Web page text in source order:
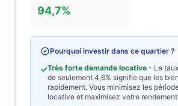
94,7%
Pourquoi investir dans ce quartier ?
✓Très forte demande locative - Le
de seulement 4,6% signifie que les
rapidement. Vous minimisez les
locative et maximisez votre